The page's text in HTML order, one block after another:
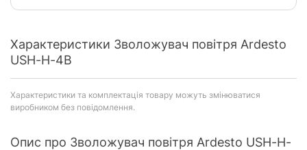
Характеристики Зволожувач повітря Ardesto
USH-H-4B
Характеристики та комплектація товару можуть змінюватися
виробником без повідомлення.
Опис про Зволожувач повітря Ardesto USH-H-